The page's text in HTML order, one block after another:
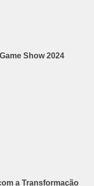
Show 2024
a Transformação